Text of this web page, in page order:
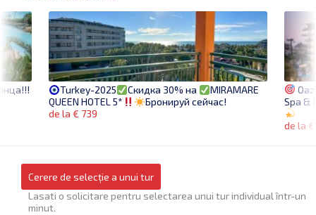
Spa &
de la
Turkey-2025 Скидка 30% на
MIRAMARE
QUEEN HOTEL 5*
Бронируй сейчас!
de la € 739
Cerere de selecție a unui tur
Lasati o solicitare pentru selectarea unui tur individual într-un
minut.